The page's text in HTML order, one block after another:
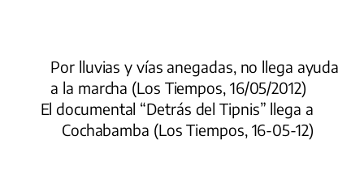
Por lluvias y vías anegadas, no llega ayuda
a la marcha (Los Tiempos, 16/05/2012)
El documental “Detrás del Tipnis” llega a
Cochabamba (Los Tiempos, 16-05-12)